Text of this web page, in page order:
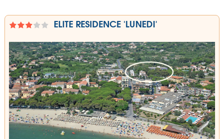
ELITE RESIDENCE 'LUNEDI'